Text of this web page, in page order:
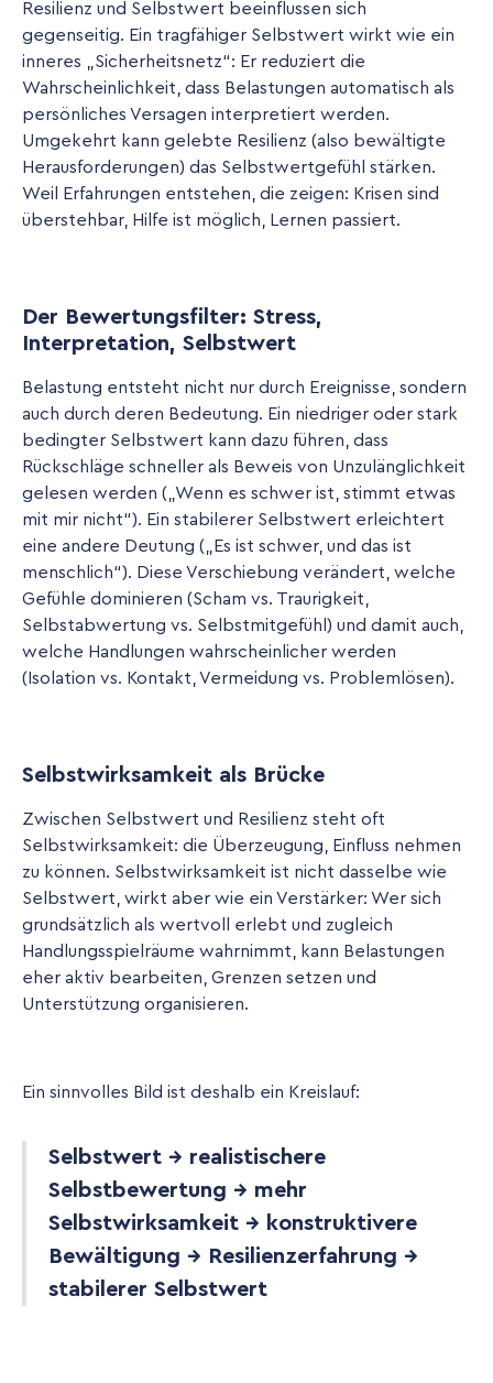
Resilienz und Selbstwert beeinflussen sich
gegenseitig. Ein tragfähiger Selbstwert wirkt wie ein
inneres „Sicherheitsnetz“: Er reduziert die
Wahrscheinlichkeit, dass Belastungen automatisch als
persönliches Versagen interpretiert werden.
Umgekehrt kann gelebte Resilienz (also bewältigte
Herausforderungen) das Selbstwertgefühl stärken.
Weil Erfahrungen entstehen, die zeigen: Krisen sind
überstehbar, Hilfe ist möglich, Lernen passiert.
Der Bewertungsfilter: Stress,
Interpretation, Selbstwert
Belastung entsteht nicht nur durch Ereignisse, sondern
auch durch deren Bedeutung. Ein niedriger oder stark
bedingter Selbstwert kann dazu führen, dass
Rückschläge schneller als Beweis von Unzulänglichkeit
gelesen werden („Wenn es schwer ist, stimmt etwas
mit mir nicht“). Ein stabilerer Selbstwert erleichtert
eine andere Deutung („Es ist schwer, und das ist
menschlich“). Diese Verschiebung verändert, welche
Gefühle dominieren (Scham vs. Traurigkeit,
Selbstabwertung vs. Selbstmitgefühl) und damit auch,
welche Handlungen wahrscheinlicher werden
(Isolation vs. Kontakt, Vermeidung vs. Problemlösen).
Selbstwirksamkeit als Brücke
Zwischen Selbstwert und Resilienz steht oft
Selbstwirksamkeit: die Überzeugung, Einfluss nehmen
zu können. Selbstwirksamkeit ist nicht dasselbe wie
Selbstwert, wirkt aber wie ein Verstärker: Wer sich
grundsätzlich als wertvoll erlebt und zugleich
Handlungsspielräume wahrnimmt, kann Belastungen
eher aktiv bearbeiten, Grenzen setzen und
Unterstützung organisieren.
Ein sinnvolles Bild ist deshalb ein Kreislauf:
Selbstwert → realistischere
Selbstbewertung → mehr
Selbstwirksamkeit → konstruktivere
Bewältigung → Resilienzerfahrung →
stabilerer Selbstwert